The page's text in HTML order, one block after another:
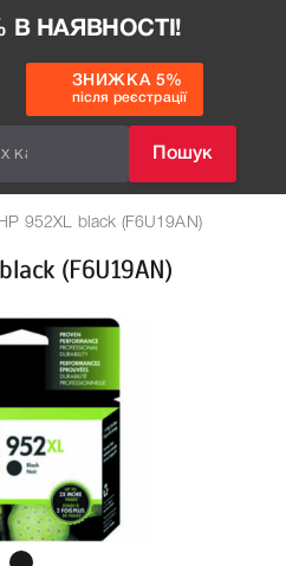
В НАЯВНОСТІ!
Пошук
ЗНИЖКА 5%
після реєстрації
952XL black (F6U19AN)
(F6U19AN)